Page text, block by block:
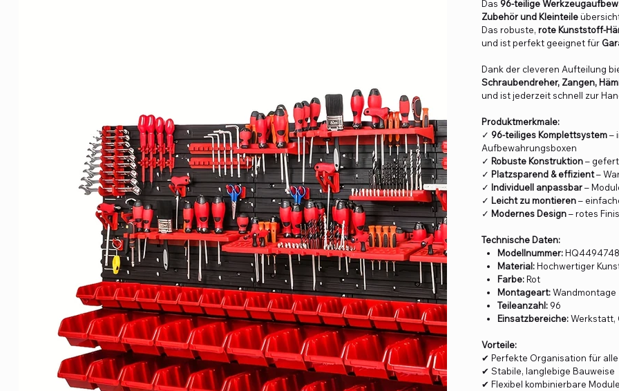
Das 96-teilige
Zubehör und Kleinteile
Das robuste, rote Kunststoff-
und ist perfekt geeignet für
Dank der cleveren Aufteilung
Schraubendreher, Zangen,
und ist jederzeit schnell zur
Produktmerkmale:
✓ 96-teiliges Komplettsystem–
Aufbewahrungsboxen
✓ Robuste Konstruktion–
✓ Platzsparend & effizient–
✓ Individuell anpassbar–
✓ Leicht zu montieren–
✓ Modernes Design– rotes
Technische Daten:
Modellnummer:HQ4494748
Material:Hochwertiger
Farbe:Rot
Montageart:Wandmontage
Teileanzahl: 96
Einsatzbereiche:Werkstatt,
Vorteile:
✔ Perfekte Organisation für
✔ Stabile, langlebige Bauweise
✔ Flexibel kombinierbare Module